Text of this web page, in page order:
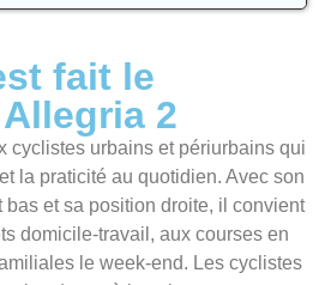
fait le
2
cyclistes urbains et périurbains qui
la praticité au quotidien. Avec son
et sa position droite, il convient
domicile-travail, aux courses en
le week-end. Les cyclistes